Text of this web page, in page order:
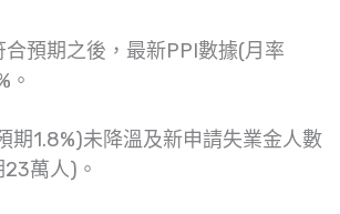
合預期之後，最新PPI數據(月率
。
期1.8%)未降溫及新申請失業金人數
萬人)。